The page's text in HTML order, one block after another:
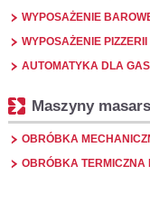
WYPOSAŻENIE
WYPOSAŻENIE PIZZERII
AUTOMATYKA DLA
Maszyny
OBRÓBKA
OBRÓBKA TERMICZNA